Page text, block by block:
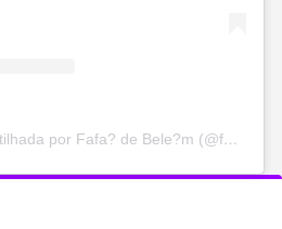
Uma publicação compartilhada por Fafa? de Bele?m (@fafadbelem)